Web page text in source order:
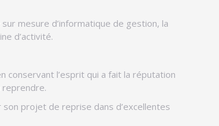
mesure d’informatique de gestion, la
d’activité.
conservant l’esprit qui a fait la réputation
reprendre.
projet de reprise dans d’excellentes